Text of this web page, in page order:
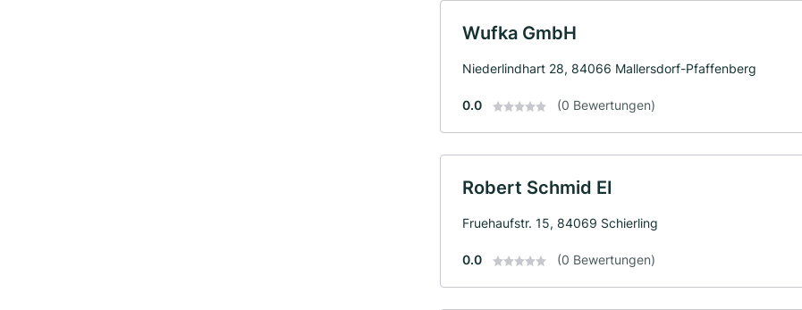
Wufka GmbH
Niederlindhart 28, 84066 Mallersdorf-Pfaffenberg
0.0 (0 Bewertungen)
Robert Schmid EI
Fruehaufstr. 15, 84069 Schierling
0.0 (0 Bewertungen)